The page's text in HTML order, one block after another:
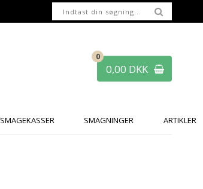
0
0,00 DKK
SMAGEKASSER SMAGNINGER ARTIKLER